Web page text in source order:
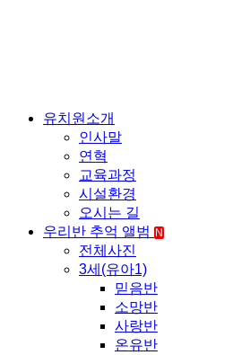
유치원소개
인사말
연혁
교육과정
시설환경
오시는 길
우리반 추억 앨범
N
전체사진
3세(유아1)
믿음반
소망반
사랑반
온유반